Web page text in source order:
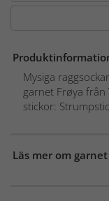
Mysiga
garnet Frøya från
stickor:
Läs mer om garnet